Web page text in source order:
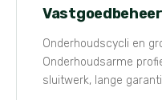
Onderhoudscycli en
Onderhoudsarme
sluitwerk, lange